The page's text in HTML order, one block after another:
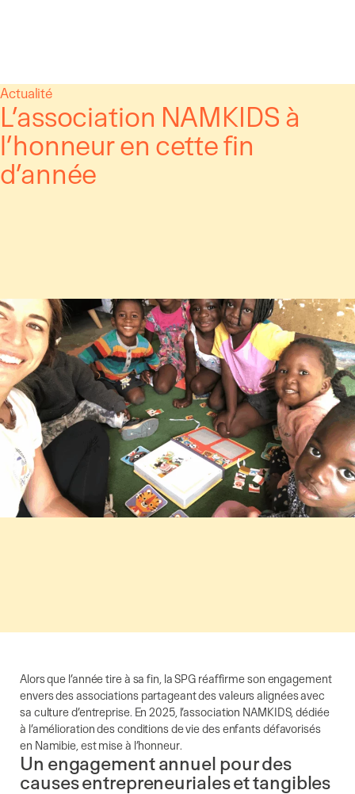
Aller
au
contenu
Actualité
L’association NAMKIDS à
l’honneur en cette fin
d’année
Alors que l’année tire à sa fin, la SPG réaffirme son engagement
envers des associations partageant des valeurs alignées avec
sa culture d’entreprise. En 2025, l’association NAMKIDS, dédiée
à l’amélioration des conditions de vie des enfants défavorisés
en Namibie, est mise à l’honneur.
Un engagement annuel pour des
causes entrepreneuriales et tangibles